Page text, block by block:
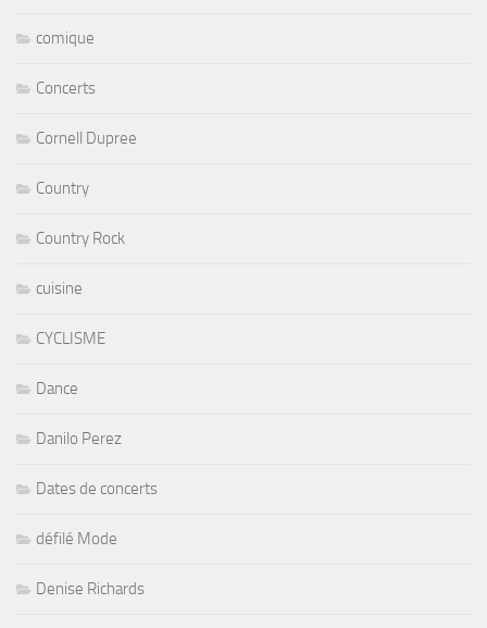
comique
Concerts
Cornell Dupree
Country
Country Rock
cuisine
CYCLISME
Dance
Danilo Perez
Dates de concerts
défilé Mode
Denise Richards